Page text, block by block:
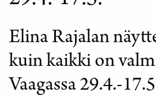
Elina Rajalan
kuin kaikki on
Vaagassa 29.4.-